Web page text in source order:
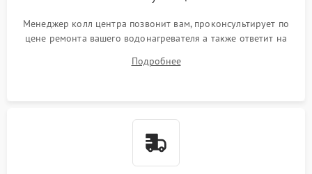
Менеджер колл центра позвонит вам, проконсультирует по
цене ремонта вашего водонагревателя а также ответит на
Подробнее